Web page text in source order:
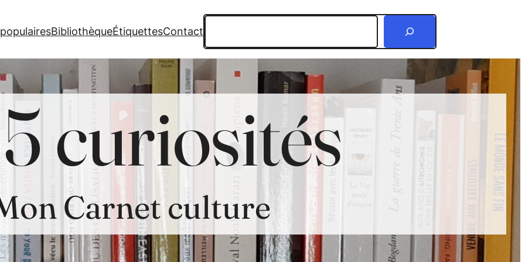
BibliothèqueÉtiquettesContact
curiosités
Carnet culture